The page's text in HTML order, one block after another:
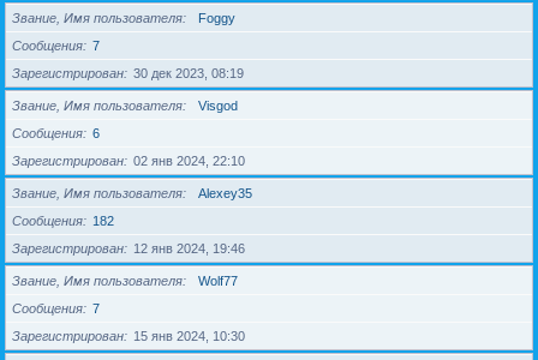
Звание, Имя пользователя
Foggy
Сообщения
7
Зарегистрирован
30 дек 2023, 08:19
Звание, Имя пользователя
Visgod
Сообщения
6
Зарегистрирован
02 янв 2024, 22:10
Звание, Имя пользователя
Alexey35
Сообщения
182
Зарегистрирован
12 янв 2024, 19:46
Звание, Имя пользователя
Wolf77
Сообщения
7
Зарегистрирован
15 янв 2024, 10:30